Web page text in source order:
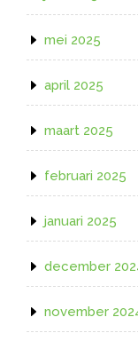
mei 2025
april 2025
maart 2025
februari 2025
januari 2025
december
november